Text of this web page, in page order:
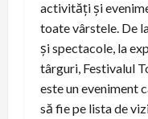
activități și
toate vârstele. De
și spectacole, la
târguri, Festivalul
este un eveniment
să fie pe lista de